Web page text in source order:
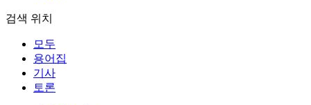
검색 위치
모두
용어집
기사
토론